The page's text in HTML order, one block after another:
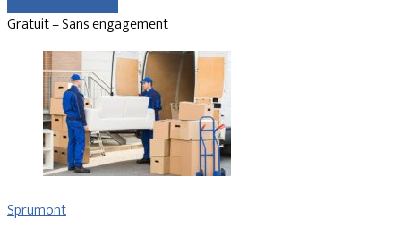
Gratuit – Sans engagement
Sprumont